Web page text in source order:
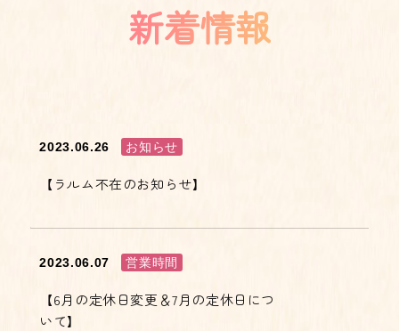
新着情報
2023.06.26 お知らせ
【ラルム不在のお知らせ】
2023.06.07 営業時間
【6月の定休日変更＆7月の定休日につ
いて】